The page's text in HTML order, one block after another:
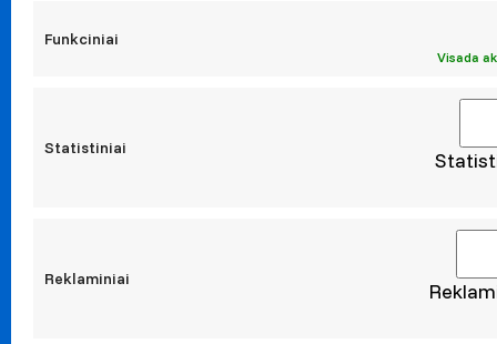
Funkciniai
Visada
Statistiniai
Reklaminiai
Leidiniai